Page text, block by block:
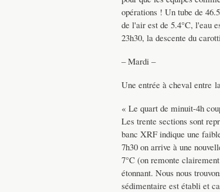
opérations ! Un tube de
de l'air est de 5.4°C, l'eau
23h30, la descente du
– Mardi –
Une entrée à cheval entre
« Le quart de minuit-4h
Les trente sections sont
banc XRF indique une
7h30 on arrive à une
7°C (on remonte
étonnant. Nous nous
sédimentaire est établi et